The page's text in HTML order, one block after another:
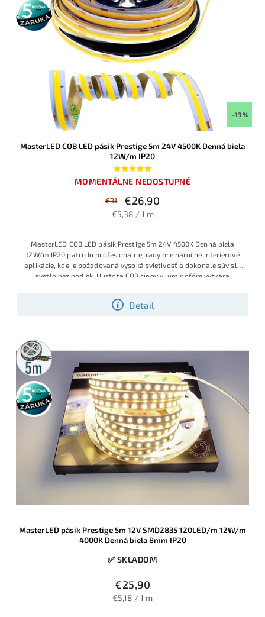
5 rokov
záruka
–13 %
MasterLED COB LED pásik Prestige 5m 24V 4500K Denná biela
12W/m IP20
MOMENTÁLNE NEDOSTUPNÉ
€31 €26,90
€5,38 / 1 m
Detail
MasterLED COB LED pásik Prestige 5m 24V 4500K Denná biela
12W/m IP20 patrí do profesionálnej rady pre náročné interiérové
aplikácie, kde je požadovaná vysoká svietivosť a dokonale súvislé
svetlo bez bodiek. Hustota COB čipov v luminofóre vytvára
kuchýň, kancelárií, pracovných zón či komerčných priestorov a
príkonom 12W/m poskytuje veľmi intenzívne osvetlenie pri
5m
rolka
5 rokov
záruka
MasterLED pásik Prestige 5m 12V SMD2835 120LED/m 12W/m
4000K Denná biela 8mm IP20
✅ SKLADOM
€25,90
€5,18 / 1 m